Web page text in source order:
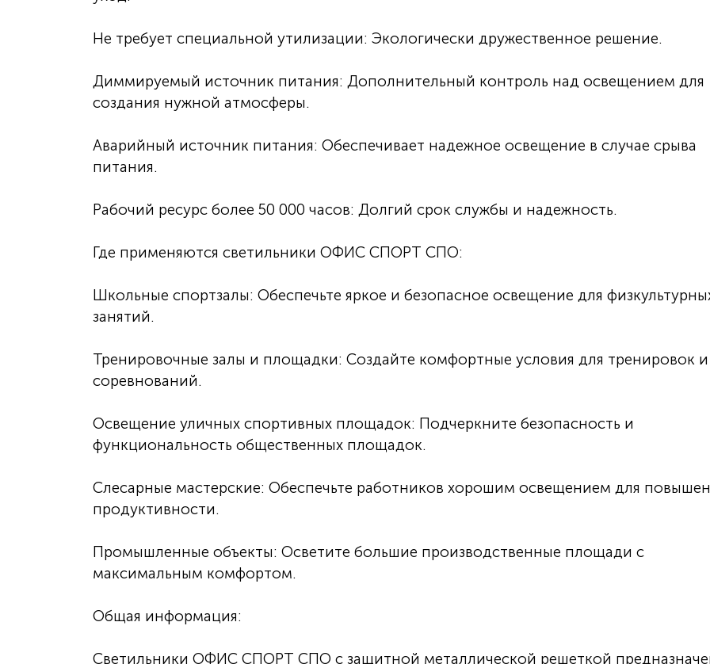
Не требует специальной утилизации: Экологически дружественное решение.
Диммируемый источник питания: Дополнительный контроль над освещением для
создания нужной атмосферы.
Аварийный источник питания: Обеспечивает надежное освещение в случае срыва
питания.
Рабочий ресурс более 50 000 часов: Долгий срок службы и надежность.
Где применяются светильники ОФИС СПОРТ СПО:
Школьные спортзалы: Обеспечьте яркое и безопасное освещение для
занятий.
Тренировочные залы и площадки: Создайте комфортные условия для тренировок и
соревнований.
Освещение уличных спортивных площадок: Подчеркните безопасность и
функциональность общественных площадок.
Слесарные мастерские: Обеспечьте работников хорошим освещением для
продуктивности.
Промышленные объекты: Осветите большие производственные площади с
максимальным комфортом.
Общая информация:
Светильники ОФИС СПОРТ СПО с защитной металлической решеткой